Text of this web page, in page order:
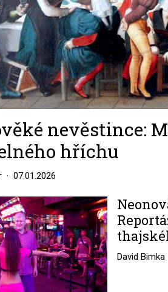
nevěstince:
hříchu
07.01.2026
David Bimka